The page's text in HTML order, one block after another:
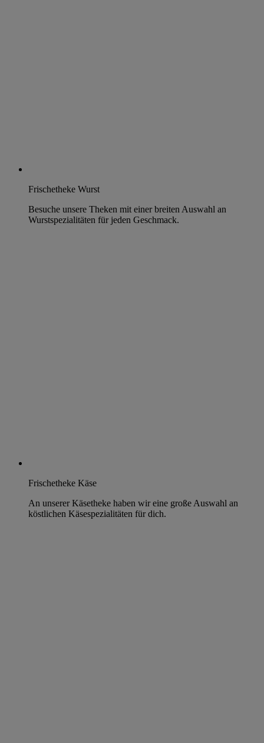
Frischetheke Wurst
Besuche unsere Theken mit einer breiten Auswahl an
Wurstspezialitäten für jeden Geschmack.
Frischetheke Käse
An unserer Käsetheke haben wir eine große Auswahl an
köstlichen Käsespezialitäten für dich.